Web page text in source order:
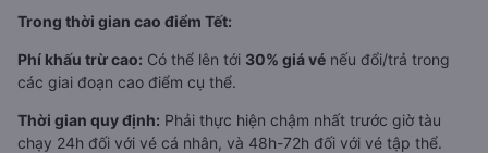
Trong thời gian cao điểm Tết:
Phí khấu trừ cao: Có thể lên tới 30% giá vé nếu đổi/trả trong
các giai đoạn cao điểm cụ thể.
Thời gian quy định: Phải thực hiện chậm nhất trước giờ tàu
chạy 24h đối với vé cá nhân, và 48h-72h đối với vé tập thể.